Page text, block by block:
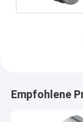
Empfohlene